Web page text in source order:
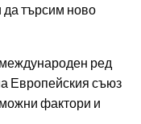
да търсим ново
ред
Европейския съюз
фактори и